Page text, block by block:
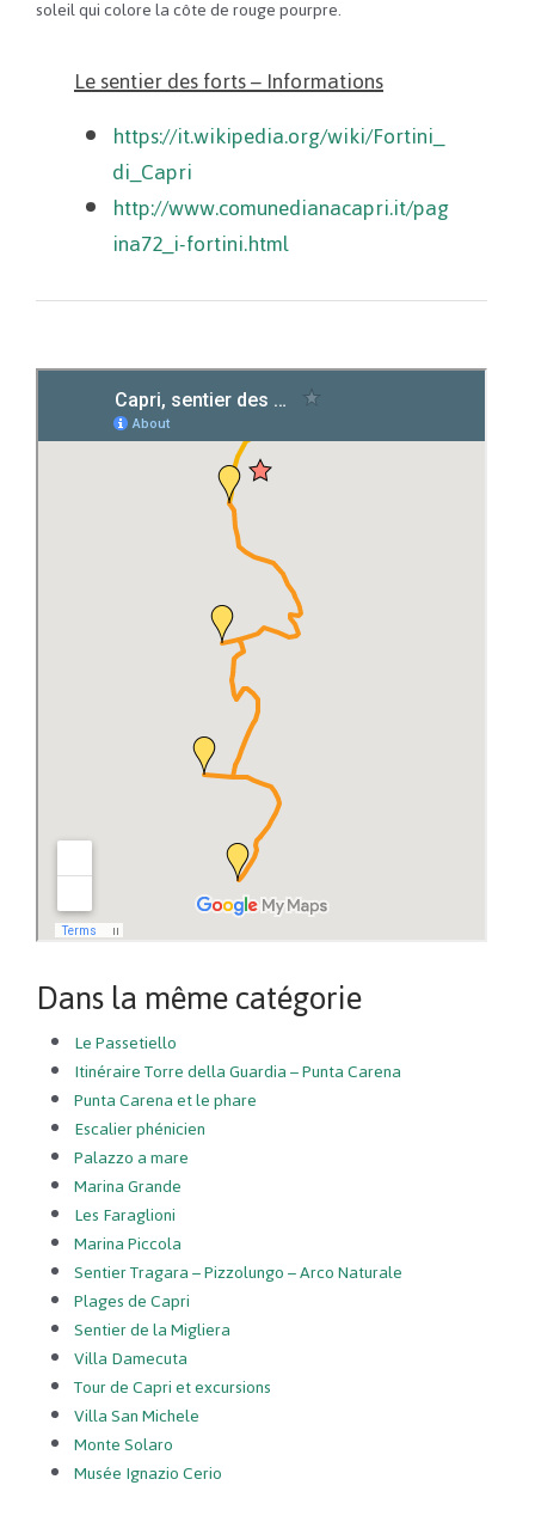
soleil qui colore la côte de rouge pourpre.
Le sentier des forts – Informations
https://it.wikipedia.org/wiki/Fortini_
di_Capri
http://www.comunedianacapri.it/pag
ina72_i-fortini.html
Dans la même catégorie
Le Passetiello
Itinéraire Torre della Guardia – Punta Carena
Punta Carena et le phare
Escalier phénicien
Palazzo a mare
Marina Grande
Les Faraglioni
Marina Piccola
Sentier Tragara – Pizzolungo – Arco Naturale
Plages de Capri
Sentier de la Migliera
Villa Damecuta
Tour de Capri et excursions
Villa San Michele
Monte Solaro
Musée Ignazio Cerio